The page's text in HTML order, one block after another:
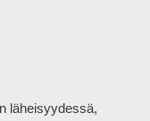
läheisyydessä,